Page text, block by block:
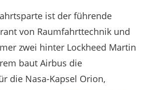
ist der führende
von Raumfahrttechnik und
zwei hinter Lockheed Martin
baut Airbus die
die Nasa-Kapsel Orion,